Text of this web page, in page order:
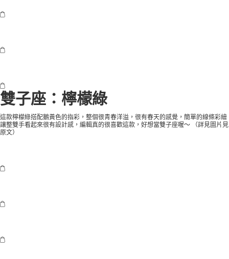
雙子座：檸檬綠
這款檸檬綠搭配鵝黃色的指彩，整個很青春洋溢，很有春天的感覺，簡單的線條彩繪
讓整雙手看起來很有設計感，編輯真的很喜歡這款，好想當雙子座喔～ （詳見圖片見
原文）